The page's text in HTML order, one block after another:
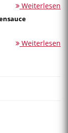
Weiterlesen
Weiterlesen